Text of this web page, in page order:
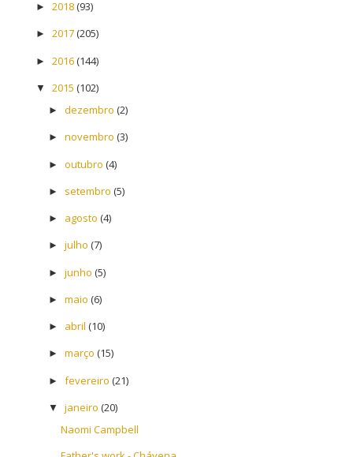
► 2018(93)
► 2017(205)
► 2016(144)
▼ 2015 (102)
► dezembro (2)
► novembro (3)
► outubro (4)
► setembro (5)
► agosto (4)
► julho (7)
► junho (5)
► maio (6)
► abril (10)
► março (15)
► fevereiro (21)
▼ janeiro (20)
Naomi Campbell